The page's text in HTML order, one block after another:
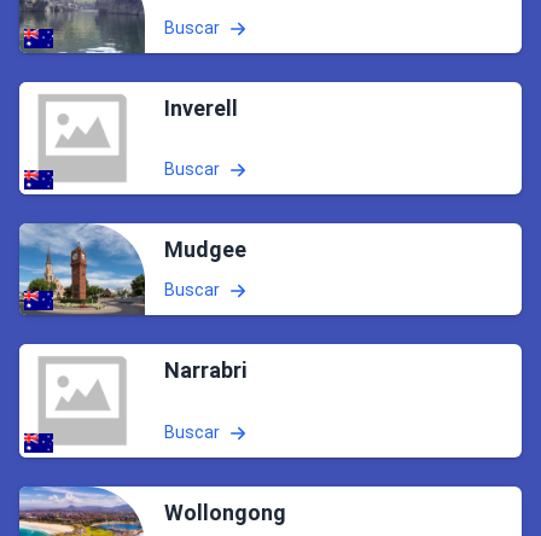
Buscar
Inverell
Buscar
Mudgee
Buscar
Narrabri
Buscar
Wollongong